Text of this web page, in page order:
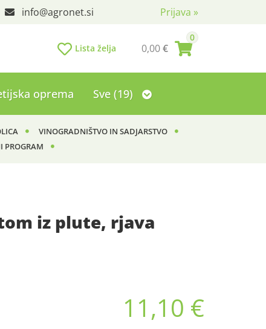
Prijava »
info agronet.si
0
0,00€
Lista želja
oprema Sve (19)
VINOGRADNIŠTVO IN SADJARSTVO
PROGRAM
iz plute, rjava
11,10 €